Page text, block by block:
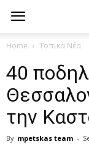
Home Τοπικά Νέα
40
την
By mpetskas team -